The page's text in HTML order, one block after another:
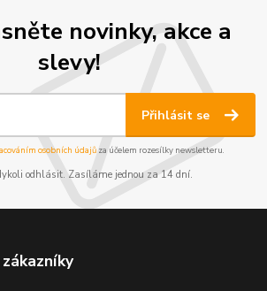
novinky, akce a
slevy!
Přihlásit se
osobních údajůza účelem rozesílky newsletteru.
odhlásit. Zasíláme jednou za 14 dní.